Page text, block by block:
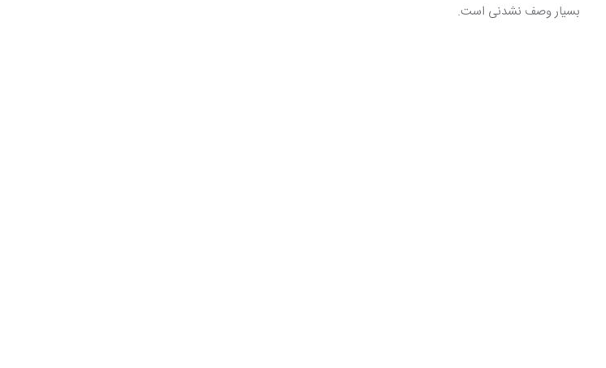
بسیار وصف نشدنی است.